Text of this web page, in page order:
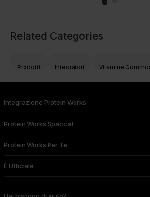
Related Categories
Prodotti Integratori Vitamine
Integrazione Protein Works
Protein Works Spacca!
Protein Works Per Te
È Ufficiale
Hai bisogno di aiuto?